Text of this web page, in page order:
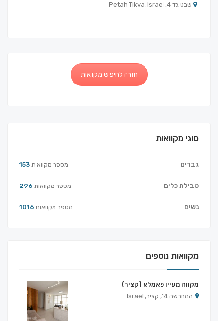
שבט גד 4, Petah Tikva, Israel
חזרה לחיפוש מקוואות
סוגי מקוואות
גברים 153 מספר מקוואות
טבילת כלים 296 מספר מקוואות
נשים 1016 מספר מקוואות
מקוואות נוספים
מקווה מעיין פאמלא (קציר)
המחרשה 14, קציר, Israel